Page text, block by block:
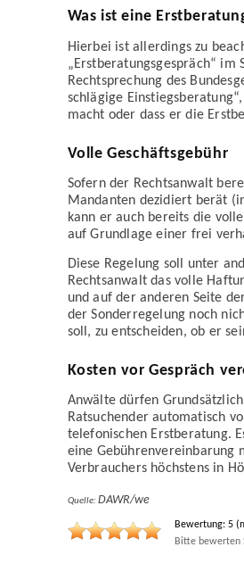
Was ist eine
Hierbei ist allerdings zu
„Erst­beratungs­gespräch“ im
Rechtsprechung des
schlägige
macht oder dass er die
Volle Geschäftsgebühr
Sofern der Rechtsanwalt
Mandanten dezidiert berät
kann er auch bereits die
auf Grundlage einer frei
Diese Regelung soll unter
Rechtsanwalt das volle
und auf der anderen Seite
der Sonder­regelung noch
soll, zu entscheiden, ob er
Kosten vor Gespräch
Anwälte dürfen
Rat­suchender automatisch
telefonischen Erst­beratung.
eine Gebühren­vereinbarung
Verbrauchers höchstens in
Quelle: DAWR/we
Bewertung: 5
Bitte bewerten